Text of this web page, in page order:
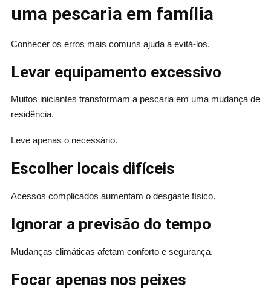
uma pescaria em família
Conhecer os erros mais comuns ajuda a evitá-los.
Levar equipamento excessivo
Muitos iniciantes transformam a pescaria em uma mudança de
residência.
Leve apenas o necessário.
Escolher locais difíceis
Acessos complicados aumentam o desgaste físico.
Ignorar a previsão do tempo
Mudanças climáticas afetam conforto e segurança.
Focar apenas nos peixes